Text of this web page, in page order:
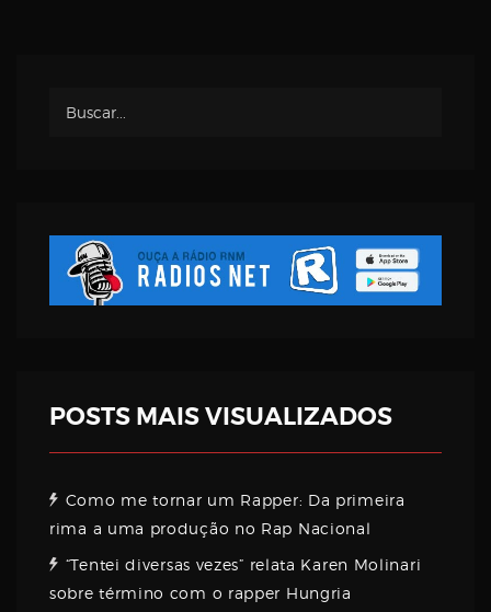
POSTS MAIS VISUALIZADOS
Como me tornar um Rapper: Da primeira
rima a uma produção no Rap Nacional
“Tentei diversas vezes” relata Karen Molinari
sobre término com o rapper Hungria